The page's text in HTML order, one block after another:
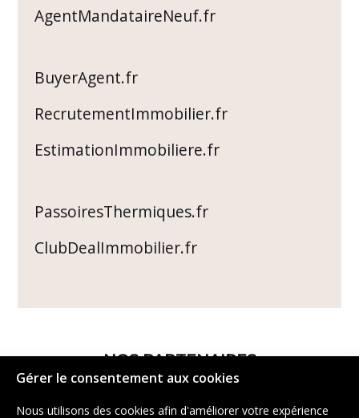
Gérer le consentement aux cookies
Nous utilisons des cookies afin d'améliorer votre expérience
AgentMandataireNeuf.fr
BuyerAgent.fr
RecrutementImmobilier.fr
EstimationImmobiliere.fr
PassoiresThermiques.fr
ClubDealImmobilier.fr
NOS PARTENAIRES